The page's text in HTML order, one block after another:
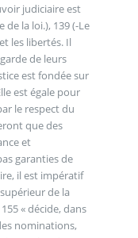
judiciaire est
de la loi.), 139 (-Le
les libertés. Il
de leurs
est fondée sur
est égale pour
le respect du
que des
et
garanties de
il est impératif
de la
« décide, dans
nominations,